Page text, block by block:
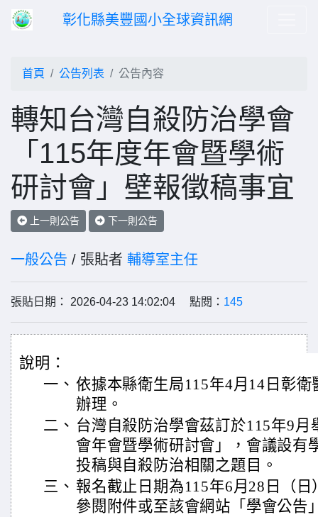
彰化縣美豐國小全球資訊網
首頁 公告列表 公告內容
轉知台灣自殺防治學會
「115年度年會暨學術
研討會」壁報徵稿事宜
上一則公告 下一則公告
一般公告 / 張貼者 輔導室主任
張貼日期： 2026-04-23 14:02:04 點閱： 145
說明：
一、 依據本縣衛生局115年4月14日彰衛
辦理。
二、 台灣自殺防治學會茲訂於115年9
會年會暨學術研討會」，會議設有
投稿與自殺防治相關之題目。
三、 報名截止日期為115年6月28日（
參閱附件或至該會網站「學會公告